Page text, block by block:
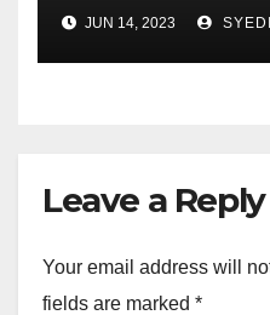
JUN 14, 2023
Leave a Reply
Your email address will
fields are marked *